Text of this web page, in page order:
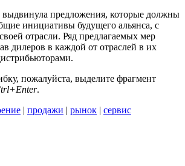
выдвинула предложения, которые должны
инициативы будущего альянса, с
отрасли. Ряд предлагаемых мер
дилеров в каждой от отраслей в их
пожалуйста, выделите фрагмент
.
| продажи | рынок | сервис